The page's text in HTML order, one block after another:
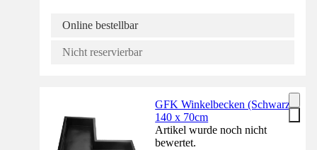
Online bestellbar
Nicht reservierbar
GFK Winkelbecken (Schwarz)
140 x 70cm
Artikel wurde noch nicht
bewertet.